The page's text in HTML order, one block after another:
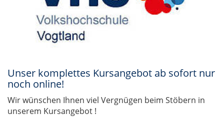
Unser komplettes Kursangebot ab sofort nur
noch online!
Wir wünschen Ihnen viel Vergnügen beim Stöbern in
unserem Kursangebot !